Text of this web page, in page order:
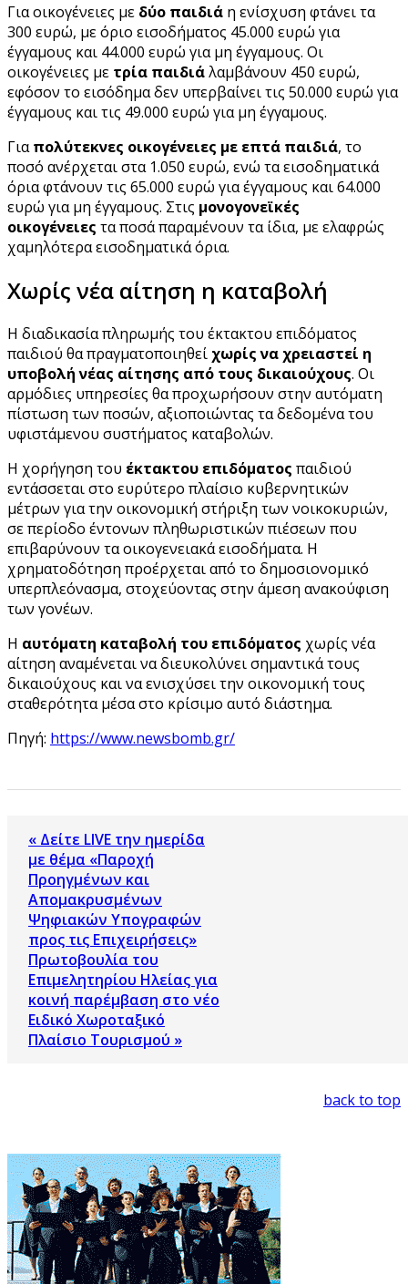
Για οικογένειες με δύο παιδιά η ενίσχυση φτάνει τα
300 ευρώ, με όριο εισοδήματος 45.000 ευρώ για
έγγαμους και 44.000 ευρώ για μη έγγαμους. Οι
οικογένειες με τρία παιδιάλαμβάνουν 450 ευρώ,
εφόσον το εισόδημα δεν υπερβαίνει τις 50.000 ευρώ για
έγγαμους και τις 49.000 ευρώ για μη έγγαμους.
Γιαπολύτεκνες οικογένειες με επτά παιδιά, το
ποσό ανέρχεται στα 1.050 ευρώ, ενώ τα εισοδηματικά
όρια φτάνουν τις 65.000 ευρώ για έγγαμους και 64.000
ευρώ για μη έγγαμους. Στις μονογονεϊκές
οικογένειες τα ποσά παραμένουν τα ίδια, με ελαφρώς
χαμηλότερα εισοδηματικά όρια.
Χωρίς νέα αίτηση η καταβολή
Η διαδικασία πληρωμής του έκτακτου επιδόματος
παιδιού θα πραγματοποιηθεί χωρίς να χρειαστεί η
υποβολή νέας αίτησης από τους δικαιούχους. Οι
αρμόδιες υπηρεσίες θα προχωρήσουν στην αυτόματη
πίστωση των ποσών, αξιοποιώντας τα δεδομένα του
υφιστάμενου συστήματος καταβολών.
Η χορήγηση του έκτακτου επιδόματος παιδιού
εντάσσεται στο ευρύτερο πλαίσιο κυβερνητικών
μέτρων για την οικονομική στήριξη των νοικοκυριών,
σε περίοδο έντονων πληθωριστικών πιέσεων που
επιβαρύνουν τα οικογενειακά εισοδήματα. Η
χρηματοδότηση προέρχεται από το δημοσιονομικό
υπερπλεόνασμα, στοχεύοντας στην άμεση ανακούφιση
των γονέων.
Η αυτόματη καταβολή του επιδόματος χωρίς νέα
αίτηση αναμένεται να διευκολύνει σημαντικά τους
δικαιούχους και να ενισχύσει την οικονομική τους
σταθερότητα μέσα στο κρίσιμο αυτό διάστημα.
Πηγή: https://www.newsbomb.gr/
« Δείτε LIVE την ημερίδα
με θέμα «Παροχή
Προηγμένων και
Απομακρυσμένων
Ψηφιακών Υπογραφών
προς τις Επιχειρήσεις»
Πρωτοβουλία του
Επιμελητηρίου Ηλείας για
κοινή παρέμβαση στο νέο
Ειδικό Χωροταξικό
Πλαίσιο Τουρισμού »
back to top